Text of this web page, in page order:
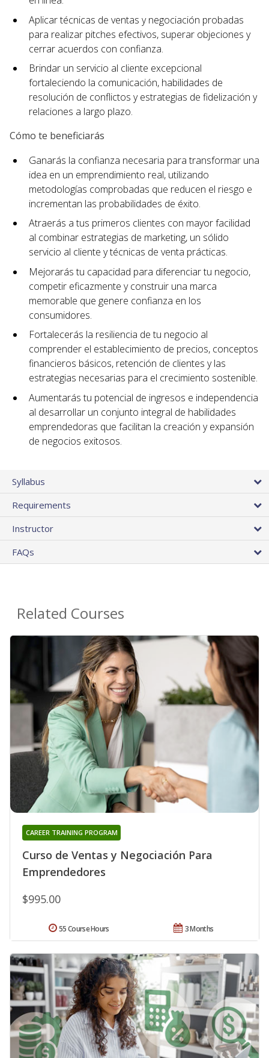
Aplicar técnicas de ventas y negociación probadas
para realizar pitches efectivos, superar objeciones y
cerrar acuerdos con confianza.
Brindar un servicio al cliente excepcional
fortaleciendo la comunicación, habilidades de
resolución de conflictos y estrategias de fidelización y
relaciones a largo plazo.
Cómo te beneficiarás
Ganarás la confianza necesaria para transformar una
idea en un emprendimiento real, utilizando
metodologías comprobadas que reducen el riesgo e
incrementan las probabilidades de éxito.
Atraerás a tus primeros clientes con mayor facilidad
al combinar estrategias de marketing, un sólido
servicio al cliente y técnicas de venta prácticas.
Mejorarás tu capacidad para diferenciar tu negocio,
competir eficazmente y construir una marca
memorable que genere confianza en los
consumidores.
Fortalecerás la resiliencia de tu negocio al
comprender el establecimiento de precios, conceptos
financieros básicos, retención de clientes y las
estrategias necesarias para el crecimiento sostenible.
Aumentarás tu potencial de ingresos e independencia
al desarrollar un conjunto integral de habilidades
emprendedoras que facilitan la creación y expansión
de negocios exitosos.
Syllabus
Requirements
Instructor
FAQs
Related Courses
Curso de Ventas y Negociación Para
Emprendedores
CAREER TRAINING PROGRAM
$995.00
3 Months
55 Course Hours